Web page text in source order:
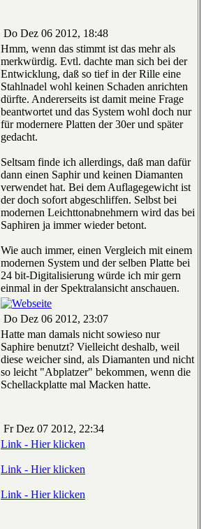
Do Dez 06 2012, 18:48
Hmm, wenn das stimmt ist das mehr als
merkwürdig. Evtl. dachte man sich bei der
Entwicklung, daß so tief in der Rille eine
Stahlnadel wohl keinen Schaden anrichten
dürfte. Andererseits ist damit meine Frage
beantwortet und das System wohl doch nur
für modernere Platten der 30er und später
gedacht.
Seltsam finde ich allerdings, daß man dafür
dann einen Saphir und keinen Diamanten
verwendet hat. Bei dem Auflagegewicht ist
der doch sofort abgeschliffen. Selbst bei
modernen Leichttonabnehmern wird das bei
Saphiren ja immer wieder betont.
Wie auch immer, einen Vergleich mit einem
modernen System und der selben Platte bei
24 bit-Digitalisierung würde ich mir gern
einmal in der Spektralansicht anschauen.
Do Dez 06 2012, 23:07
Hatte man damals nicht sowieso nur
Saphire benutzt? Vielleicht deshalb, weil
diese weicher sind, als Diamanten und nicht
so leicht "Abplatzer" bekommen, wenn die
Schellackplatte mal Macken hatte.
Fr Dez 07 2012, 22:34
Link - Hier klicken
Link - Hier klicken
Link - Hier klicken